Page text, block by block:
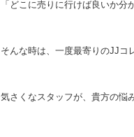
「どこに売りに行けば良いか分
そんな時は、一度最寄りのJJコ
気さくなスタッフが、貴方の悩